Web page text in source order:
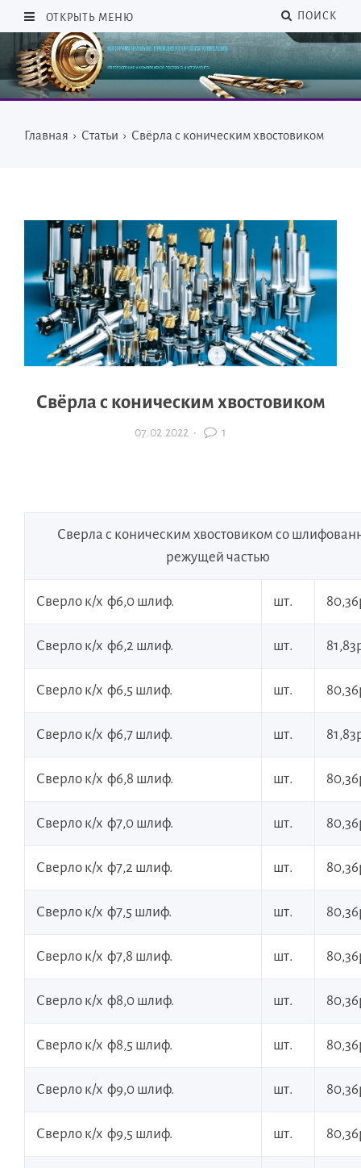
ОТКРЫТЬ МЕНЮ ПОИСК
Главная › Статьи › Свёрла с коническим хвостовиком
Свёрла с коническим хвостовиком
07.02.2022 · 1
Сверла с коническим хвостовиком со
режущей частью
Сверло к/х ф6,0 шлиф. шт.
Сверло к/х ф6,2 шлиф. шт.
Сверло к/х ф6,5 шлиф. шт.
Сверло к/х ф6,7 шлиф. шт.
Сверло к/х ф6,8 шлиф. шт.
Сверло к/х ф7,0 шлиф. шт.
Сверло к/х ф7,2 шлиф. шт.
Сверло к/х ф7,5 шлиф. шт.
Сверло к/х ф7,8 шлиф. шт.
Сверло к/х ф8,0 шлиф. шт.
Сверло к/х ф8,5 шлиф. шт.
Сверло к/х ф9,0 шлиф. шт.
Сверло к/х ф9,5 шлиф. шт.